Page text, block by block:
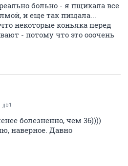
больно - я пщикала все
и еще так пищала...
некоторые коньяка перед
- потому что это ооочень
jjb1
болезненно, чем 36))))
наверное. Давно